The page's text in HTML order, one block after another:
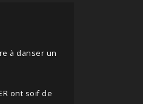
à danser un
ont soif de